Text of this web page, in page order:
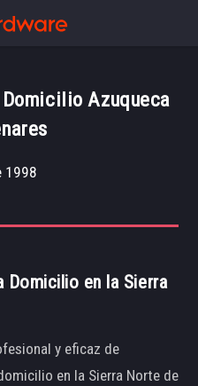
Azuqueca
1998
en la Sierra
y eficaz de
en la Sierra Norte de